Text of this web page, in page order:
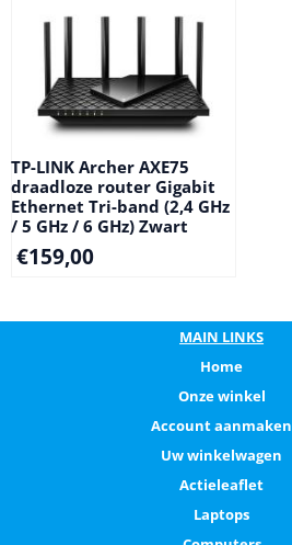
TP-LINK Archer AXE75
draadloze router Gigabit
Ethernet Tri-band (2,4 GHz
/ 5 GHz / 6 GHz) Zwart
€159,00
MAIN LINKS
Home
Onze winkel
Account aanmaken
Uw winkelwagen
Actieleaflet
Laptops